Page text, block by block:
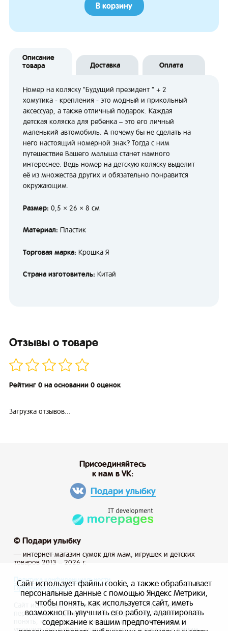
В корзину
Описание
товара
Доставка Оплата
Номер на коляску "Будущий президент " + 2
хомутика - крепления - это модный и прикольный
аксессуар, а также отличный подарок. Каждая
детская коляска для ребенка – это его личный
маленький автомобиль. А почему бы не сделать на
него настоящий номерной знак? Тогда с ним
путешествие Вашего малыша станет намного
интереснее. Ведь номер на детскую коляску выделит
её из множества других и обязательно понравится
окружающим.
Размер: 0,5 × 26 × 8 см
Материал: Пластик
Торговая марка: Крошка Я
Страна изготовитель: Китай
Отзывы о товаре
Рейтинг 0 на основании 0 оценок
Загрузка отзывов...
© Подари улыбку
— интернет-магазин сумок для мам, игрушек и детских
товаров 2013 – 2026 г.
Присоединяйтесь
к нам в VK:
Подари улыбку
Политика конфиденциальности
Публичная оферта
Сайт использует файлы cookie, а также обрабатывает
персональные данные с помощью Яндекс Метрики, чтобы
понять, как используется сайт, и иметь возможность
Сайт использует файлы cookie, а также обрабатывает
персональные данные с помощью Яндекс Метрики,
чтобы понять, как используется сайт, иметь
возможность улучшить его работу, адаптировать
содержание к вашим предпочтениям и